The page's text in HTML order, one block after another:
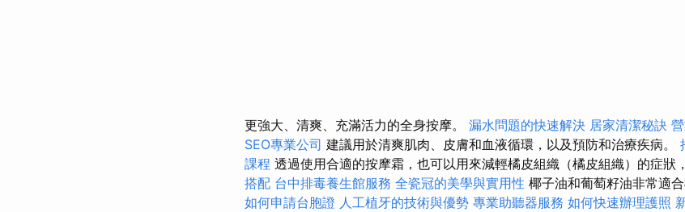
更強大、清爽、充滿活力的全身按摩。 漏水問題的快速解決 居家清潔秘訣
SEO專業公司 建議用於清爽肌肉、皮膚和血液循環，以及預防和治療疾病。
課程 透過使用合適的按摩霜，也可以用來減輕橘皮組織（橘皮組織）的症狀
搭配 台中排毒養生館服務 全瓷冠的美學與實用性 椰子油和葡萄籽油非常適
如何申請台胞證 人工植牙的技術與優勢 專業助聽器服務 如何快速辦理護照